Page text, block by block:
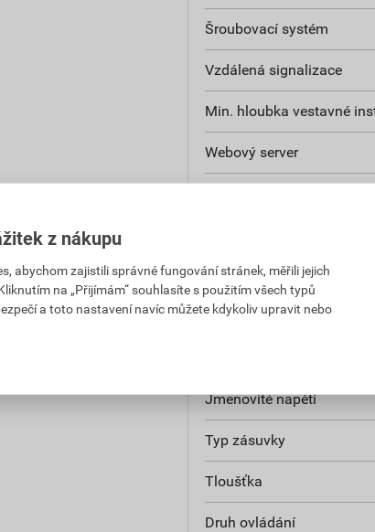
Šroubovací systém
Vzdálená signalizace
Min. hloubka vestavné
Webový server
Kompatibilní s Apple
Kompatibilní s Google
Jmenovité napětí
Typ zásuvky
Tloušťka
Druh ovládání
z nákupu
abychom zajistili správné fungování stránek, měřili jejich
na „Přijímám“ souhlasíte s použitím všech typů
a toto nastavení navíc můžete kdykoliv upravit nebo